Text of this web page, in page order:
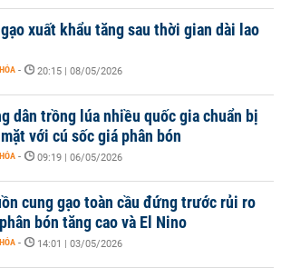
xuất khẩu tăng sau thời gian dài lao
- 20:15 | 08/05/2026
dân trồng lúa nhiều quốc gia chuẩn bị
với cú sốc giá phân bón
- 09:19 | 06/05/2026
cung gạo toàn cầu đứng trước rủi ro
bón tăng cao và El Nino
- 14:01 | 03/05/2026